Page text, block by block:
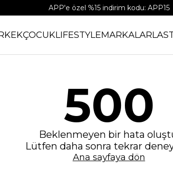
APP'e özel %15 indirim kodu: APP15
ÇOCUKLIFESTYLEMARKALAR
500
Beklenmeyen bir hata
Lütfen daha sonra tekrar
Ana sayfaya dön